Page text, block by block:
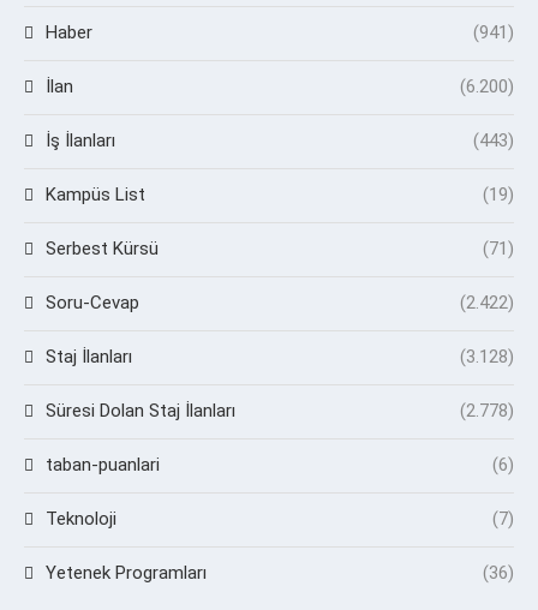
Haber (941)
İlan (6.200)
İş İlanları (443)
Kampüs List (19)
Serbest Kürsü (71)
Soru-Cevap (2.422)
Staj İlanları (3.128)
Süresi Dolan Staj İlanları (2.778)
taban-puanlari (6)
Teknoloji (7)
Yetenek Programları (36)